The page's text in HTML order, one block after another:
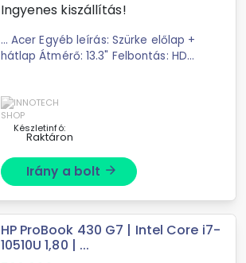
Ingyenes kiszállítás!
... Acer Egyéb leírás: Szürke előlap +
hátlap Átmérő: 13.3" Felbontás: HD
Kompatibilitás: Acer Aspire S3-371 ,
Acer ...
Készletinfó:
Raktáron
Irány a bolt arrow_forward
HP ProBook 430 G7 | Intel Core i7-
10510U 1,80 | ...